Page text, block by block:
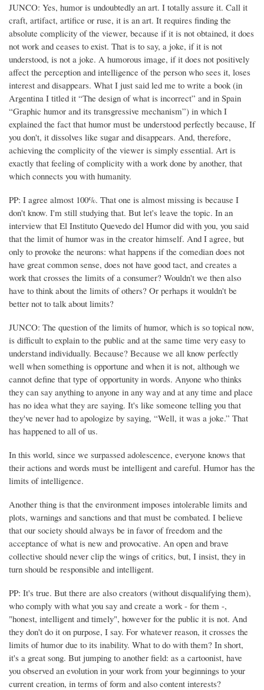
JUNCO: Yes, humor is undoubtedly an art. I totally assure it. Call it
craft, artifact, artifice or ruse, it is an art. It requires finding the
absolute complicity of the viewer, because if it is not obtained, it does
not work and ceases to exist. That is to say, a joke, if it is not
understood, is not a joke. A humorous image, if it does not positively
affect the perception and intelligence of the person who sees it, loses
interest and disappears. What I just said led me to write a book (in
Argentina I titled it “The design of what is incorrect” and in Spain
“Graphic humor and its transgressive mechanism”) in which I
explained the fact that humor must be understood perfectly because, If
you don't, it dissolves like sugar and disappears. And, therefore,
achieving the complicity of the viewer is simply essential. Art is
exactly that feeling of complicity with a work done by another, that
which connects you with humanity.
PP: I agree almost 100%. That one is almost missing is because I
don't know. I'm still studying that. But let's leave the topic. In an
interview that El Instituto Quevedo del Humor did with you, you said
that the limit of humor was in the creator himself. And I agree, but
only to provoke the neurons: what happens if the comedian does not
have great common sense, does not have good tact, and creates a
work that crosses the limits of a consumer? Wouldn't we then also
have to think about the limits of others? Or perhaps it wouldn't be
better not to talk about limits?
JUNCO: The question of the limits of humor, which is so topical now,
is difficult to explain to the public and at the same time very easy to
understand individually. Because? Because we all know perfectly
well when something is opportune and when it is not, although we
cannot define that type of opportunity in words. Anyone who thinks
they can say anything to anyone in any way and at any time and place
has no idea what they are saying. It's like someone telling you that
they've never had to apologize by saying, “Well, it was a joke.” That
has happened to all of us.
In this world, since we surpassed adolescence, everyone knows that
their actions and words must be intelligent and careful. Humor has the
limits of intelligence.
Another thing is that the environment imposes intolerable limits and
plots, warnings and sanctions and that must be combated. I believe
that our society should always be in favor of freedom and the
acceptance of what is new and provocative. An open and brave
collective should never clip the wings of critics, but, I insist, they in
turn should be responsible and intelligent.
PP: It's true. But there are also creators (without disqualifying them),
who comply with what you say and create a work - for them -,
"honest, intelligent and timely", however for the public it is not. And
they don't do it on purpose, I say. For whatever reason, it crosses the
limits of humor due to its inability. What to do with them? In short,
it's a great song. But jumping to another field: as a cartoonist, have
you observed an evolution in your work from your beginnings to your
current creation, in terms of form and also content interests?